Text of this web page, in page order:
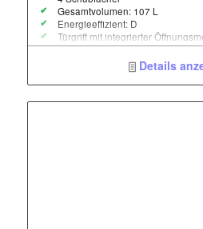
Gesamtvolumen: 107 L
Energieeffizient: D
Türgriff mit integrierter
Smart Frost
Frost Protection – Bis max. -
Details